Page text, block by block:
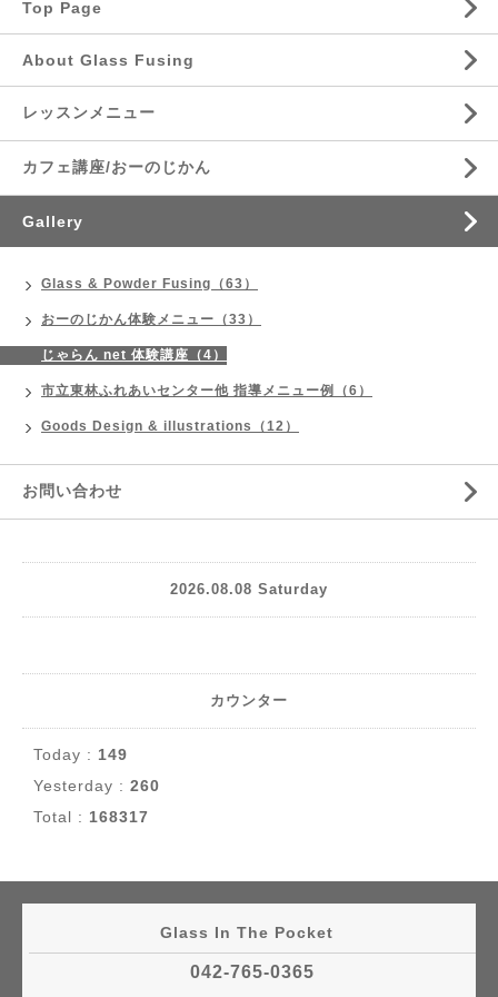
Top Page
About Glass Fusing
レッスンメニュー
カフェ講座/おーのじかん
Gallery
Glass & Powder Fusing（63）
おーのじかん体験メニュー（33）
じゃらん net 体験講座（4）
市立東林ふれあいセンター他 指導メニュー例（6）
Goods Design & illustrations（12）
お問い合わせ
2026.08.08 Saturday
カウンター
Today : 149
Yesterday : 260
Total : 168317
Glass In The Pocket
042-765-0365